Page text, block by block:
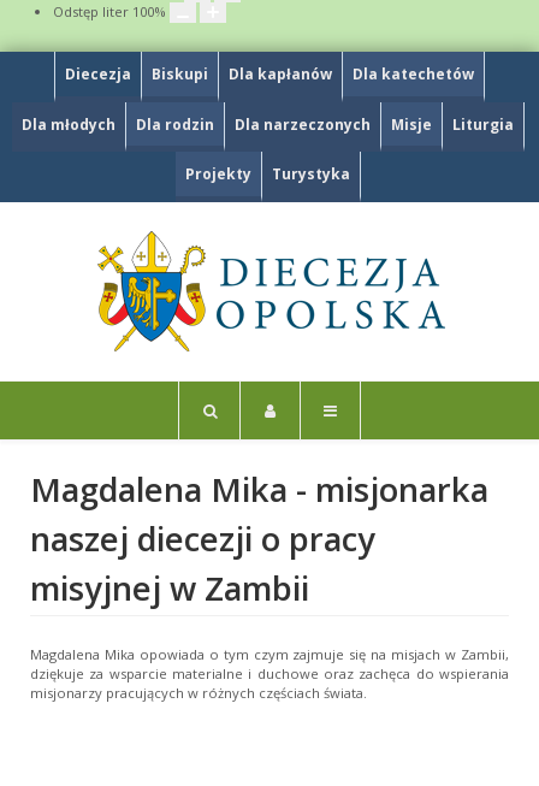
Odstęp liter 100%
Diecezja Biskupi Dla kapłanów Dla katechetów
Dla młodych Dla rodzin Dla narzeczonych Misje Liturgia
Projekty Turystyka
Magdalena Mika - misjonarka
naszej diecezji o pracy
misyjnej w Zambii
Magdalena Mika opowiada o tym czym zajmuje się na misjach w Zambii,
dziękuje za wsparcie materialne i duchowe oraz zachęca do wspierania
misjonarzy pracujących w różnych częściach świata.